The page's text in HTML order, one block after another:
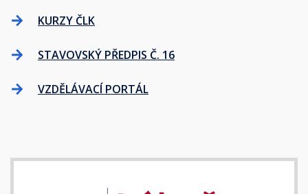
KURZY ČLK
STAVOVSKÝ PŘEDPIS Č. 16
VZDĚLÁVACÍ PORTÁL